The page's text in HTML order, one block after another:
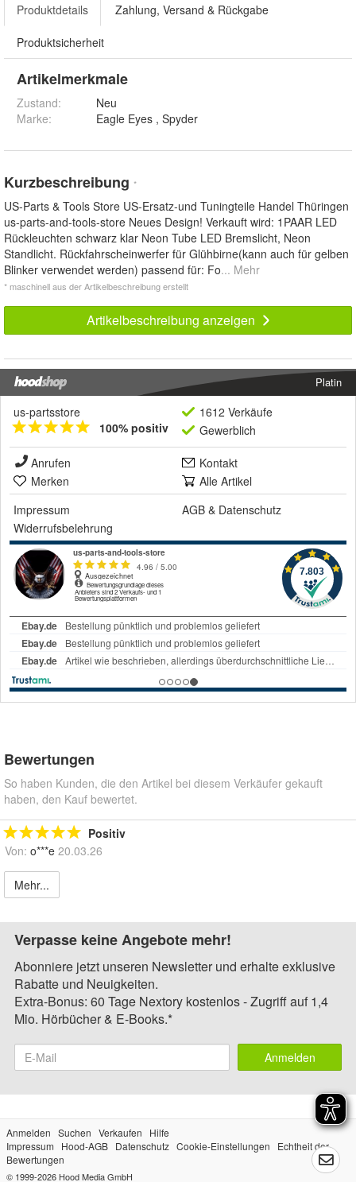
Produktdetails Zahlung, Versand & Rückgabe
Produktsicherheit
Artikelmerkmale
Zustand:
Neu
Marke:
Eagle Eyes , Spyder
Kurzbeschreibung *
US-Parts & Tools Store US-Ersatz-und Tuningteile Handel Thüringen
us-parts-and-tools-store Neues Design! Verkauft wird: 1PAAR LED
Rückleuchten schwarz klar Neon Tube LED Bremslicht, Neon
Standlicht. Rückfahrscheinwerfer für Glühbirne(kann auch für gelben
Blinker verwendet werden) passend für: Fo... Mehr
* maschinell aus der Artikelbeschreibung erstellt
Artikelbeschreibung anzeigen
Platin
us-partsstore
100% positiv
1612 Verkäufe
Gewerblich
Anrufen
Kontakt
Merken
Alle Artikel
Impressum
AGB & Datenschutz
Widerrufsbelehrung
Bewertungen
So haben Kunden, die den Artikel bei diesem Verkäufer gekauft
haben, den Kauf bewertet.
Positiv
Von: o***e 20.03.26
Mehr...
Verpasse keine Angebote mehr!
Abonniere jetzt unseren Newsletter und erhalte exklusive
Rabatte und Neuigkeiten.
Extra-Bonus: 60 Tage Nextory kostenlos - Zugriff auf 1,4
Mio. Hörbücher & E-Books.*
Anmelden
Anmelden Suchen Verkaufen
Hilfe
Impressum
Hood-AGB Datenschutz Cookie-Einstellungen
Echtheit der
Bewertungen
© 1999-2026 Hood Media GmbH